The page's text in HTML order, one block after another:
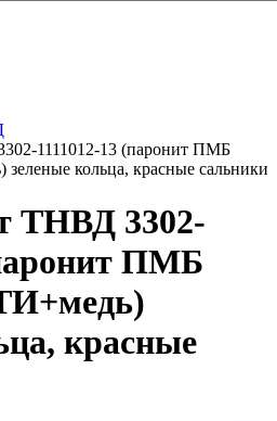
1111012-13 (паронит ПМБ
кольца, красные сальники
ТНВД 3302-
ПМБ
красные